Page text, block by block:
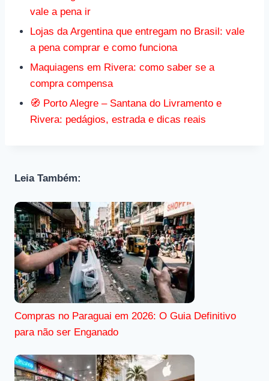
vale a pena ir
Lojas da Argentina que entregam no Brasil: vale
a pena comprar e como funciona
Maquiagens em Rivera: como saber se a
compra compensa
🧭 Porto Alegre – Santana do Livramento e
Rivera: pedágios, estrada e dicas reais
Leia Também:
Compras no Paraguai em 2026: O Guia Definitivo
para não ser Enganado